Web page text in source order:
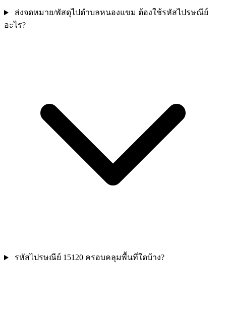
ส่งจดหมาย/พัสดุไปตำบลหนองแขม ต้องใช้รหัสไปรษณีย์
อะไร?
รหัสไปรษณีย์ 15120 ครอบคลุมพื้นที่ใดบ้าง?